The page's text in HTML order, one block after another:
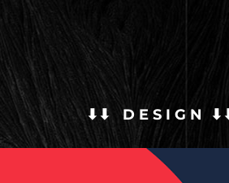
⬇⬇ D E S I G N